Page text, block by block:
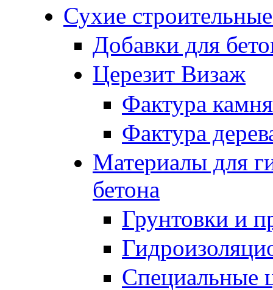
Сухие
Добавки для
Церезит Визаж
Фактура камня
Фактура
Материалы для
бетона
Грунтовки и
Специальные